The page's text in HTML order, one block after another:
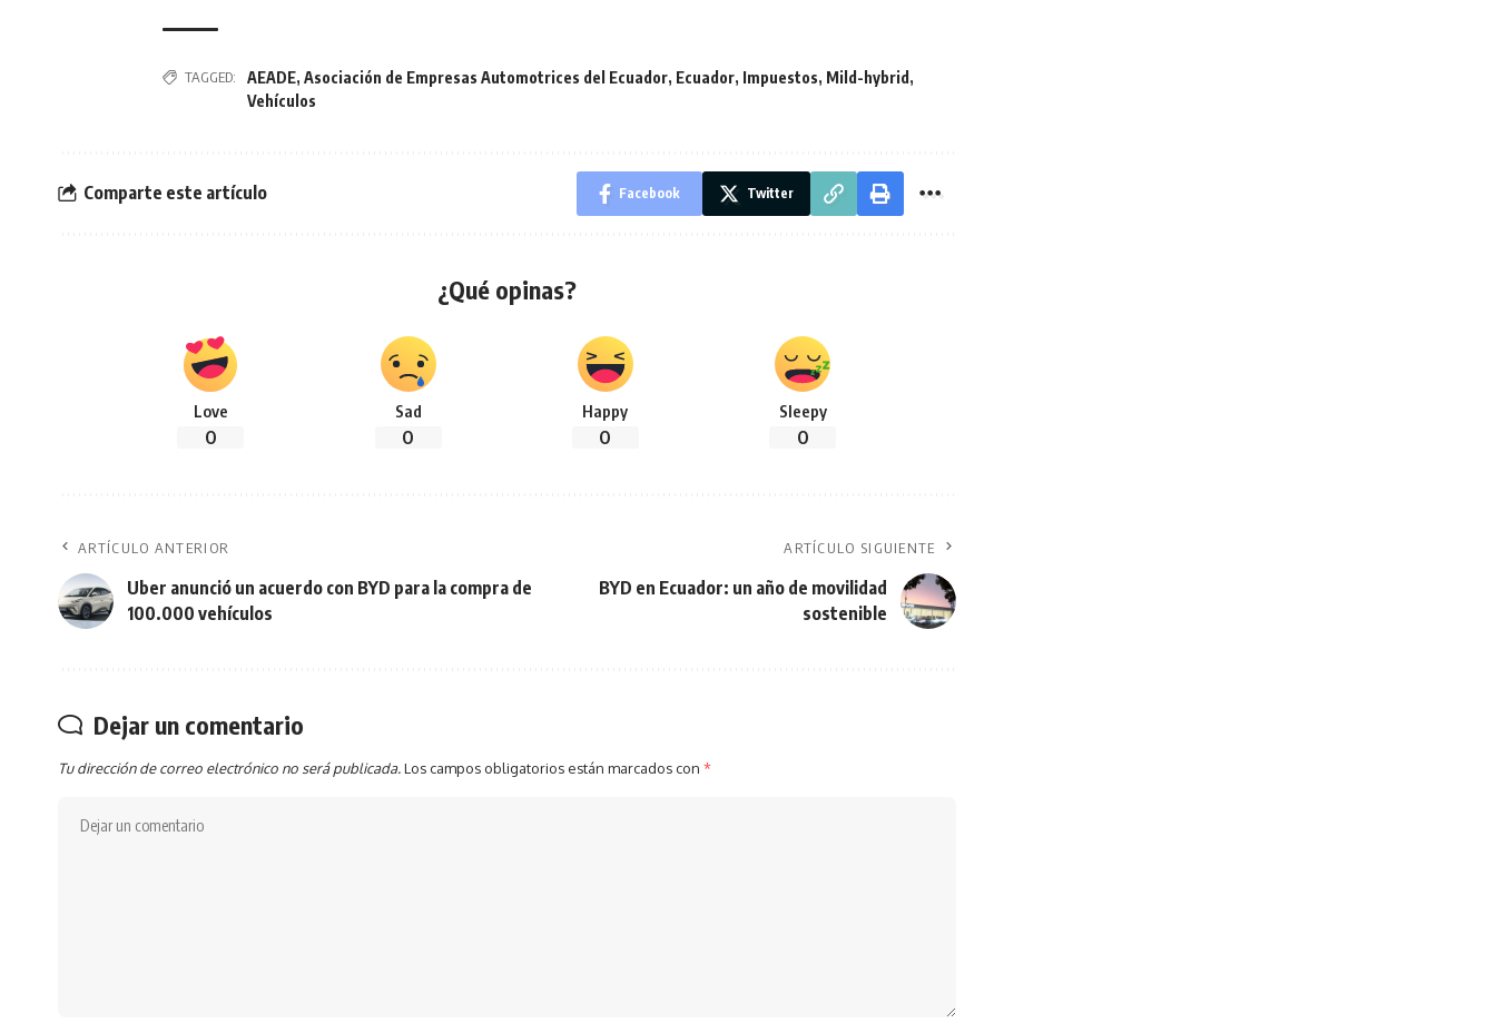
TAGGED: AEADE, Asociación de Empresas Automotrices del Ecuador, Ecuador, Impuestos, Mild-hybrid ,
Vehículos
Comparte este artículo Facebook Twitter
¿Qué opinas?
Love
0
Sad
0
Happy
0
Sleepy
0
ARTÍCULO ANTERIOR
Uber anunció un acuerdo con BYD para la compra de
100.000 vehículos
ARTÍCULO SIGUIENTE
BYD en Ecuador: un año de movilidad
sostenible
Dejar un comentario
Tu dirección de correo electrónico no será publicada.Los campos obligatorios están marcados con *